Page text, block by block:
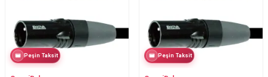
Peşin Taksit Peşin Taksit